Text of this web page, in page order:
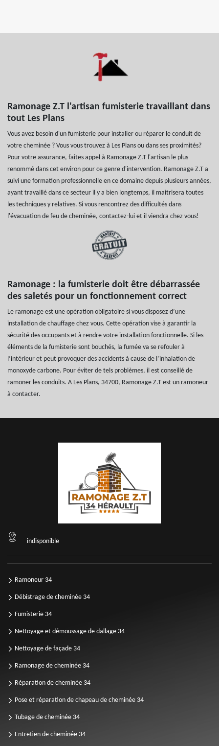
Ramonage Z.T l'artisan fumisterie travaillant dans
tout Les Plans
Vous avez besoin d'un fumisterie pour installer ou réparer le conduit de
votre cheminée ? Vous vous trouvez à Les Plans ou dans ses proximités?
Pour votre assurance, faites appel à Ramonage Z.T l'artisan le plus
renommé dans cet environ pour ce genre d'intervention. Ramonage Z.T a
suivi une formation professionnelle en ce domaine depuis plusieurs années,
ayant travaillé dans ce secteur il y a bien longtemps, il maitrisera toutes
les techniques y relatives. Si vous rencontrez des difficultés dans
l'évacuation de feu de cheminée, contactez-lui et il viendra chez vous!
Ramonage : la fumisterie doit être débarrassée
des saletés pour un fonctionnement correct
Le ramonage est une opération obligatoire si vous disposez d’une
installation de chauffage chez vous. Cette opération vise à garantir la
sécurité des occupants et à rendre votre installation fonctionnelle. Si les
éléments de la fumisterie sont bouchés, la fumée va se refouler à
l’intérieur et peut provoquer des accidents à cause de l’inhalation de
monoxyde carbone. Pour éviter de tels problèmes, il est conseillé de
ramoner les conduits. A Les Plans, 34700, Ramonage Z.T est un ramoneur
à contacter.
indisponible
Ramoneur 34
Débistrage de cheminée 34
Fumisterie 34
Nettoyage et démoussage de dallage 34
Nettoyage de façade 34
Ramonage de cheminée 34
Réparation de cheminée 34
Pose et réparation de chapeau de cheminée 34
Tubage de cheminée 34
Entretien de cheminée 34